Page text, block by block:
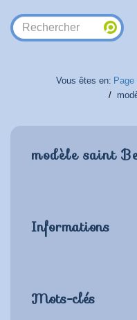
Vous êtes en: Page
modèle saint
Informations
Mots-clés